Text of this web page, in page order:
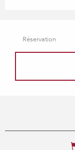
Réservation